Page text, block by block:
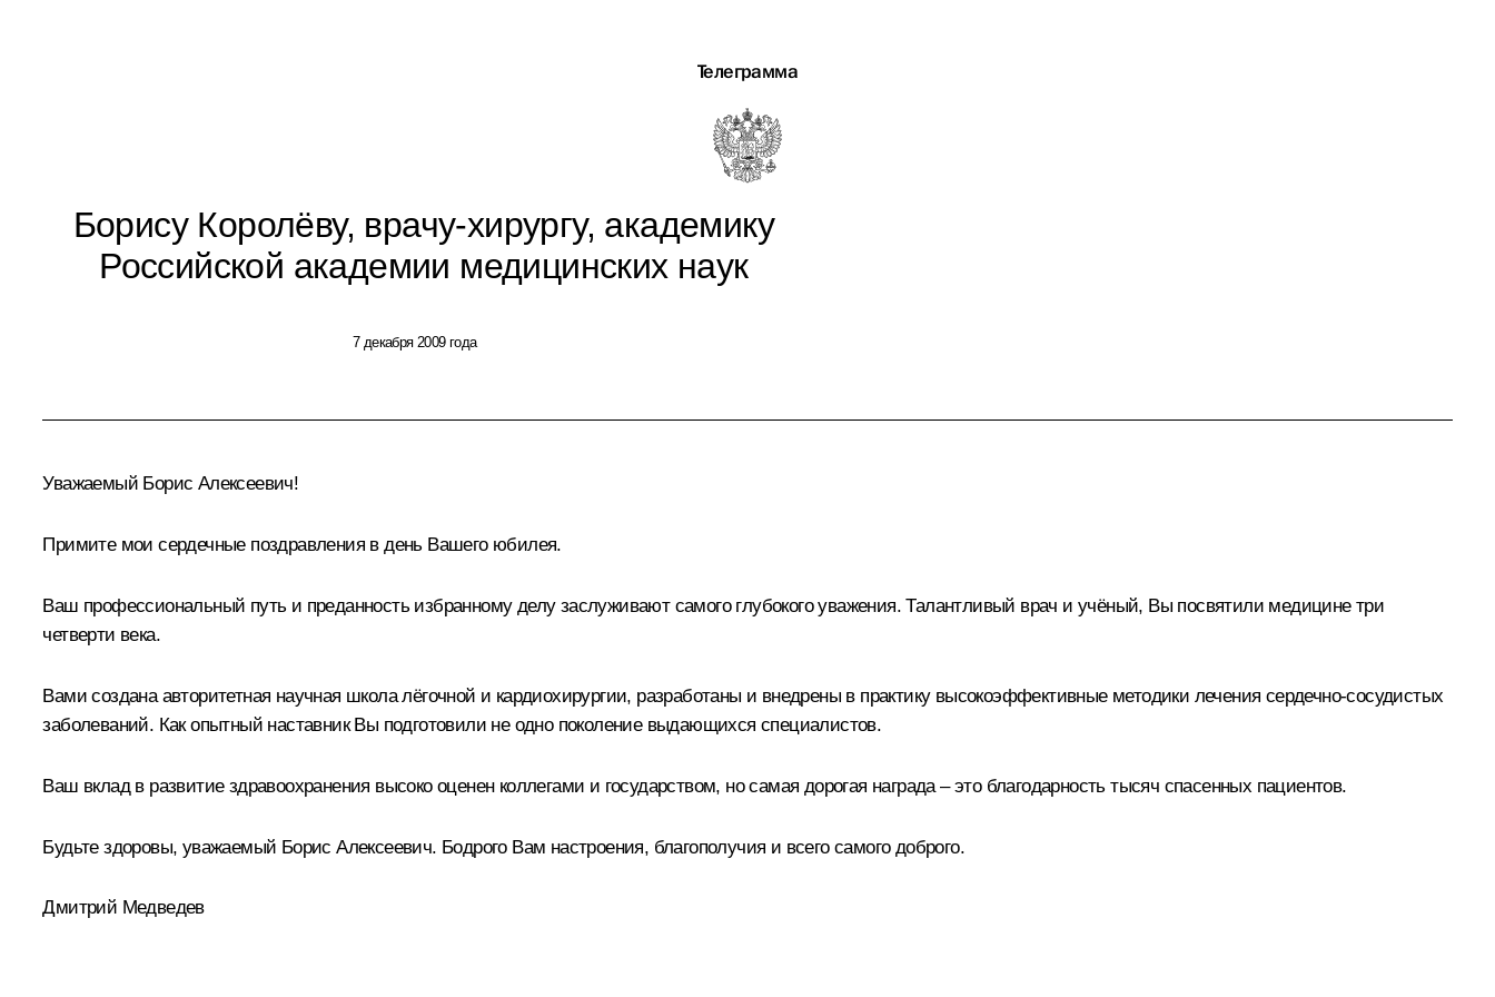
Телеграмма
Борису Королёву, врачу-хирургу, академику
Российской академии медицинских наук
7 декабря 2009 года
Уважаемый Борис Алексеевич!
Примите мои сердечные поздравления в день Вашего юбилея.
Ваш профессиональный путь и преданность избранному делу заслуживают самого глубокого уважения. Талантливый врач и учёный, Вы посвятили медицине три
четверти века.
Вами создана авторитетная научная школа лёгочной и кардиохирургии, разработаны и внедрены в практику высокоэффективные методики лечения сердечно-сосудистых
заболеваний. Как опытный наставник Вы подготовили не одно поколение выдающихся специалистов.
Ваш вклад в развитие здравоохранения высоко оценен коллегами и государством, но самая дорогая награда – это благодарность тысяч спасенных пациентов.
Будьте здоровы, уважаемый Борис Алексеевич. Бодрого Вам настроения, благополучия и всего самого доброго.
Дмитрий Медведев